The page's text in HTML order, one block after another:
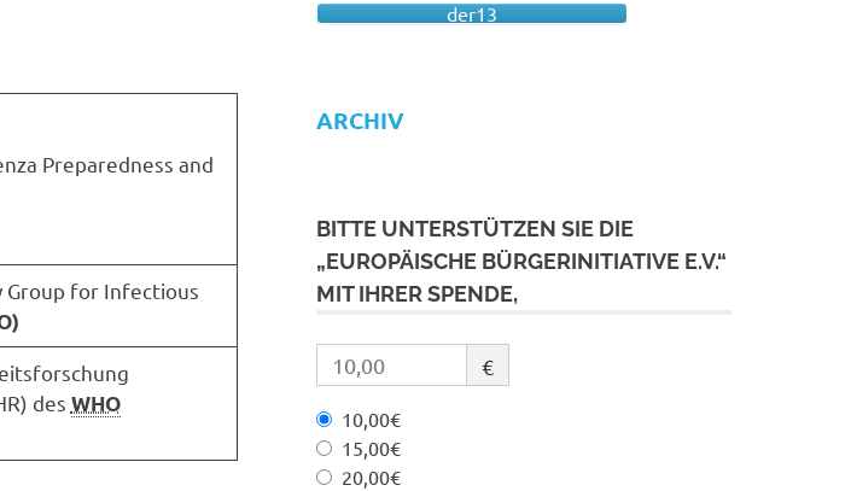
Preparedness and
Group for Infectious
des WHO
der13
ARCHIV
BITTE UNTERSTÜTZEN SIE DIE
„EUROPÄISCHE BÜRGERINITIATIVE E.V.“
MIT IHRER SPENDE,
€
10,00€
15,00€
20,00€